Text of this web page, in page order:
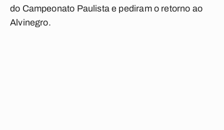
do Campeonato Paulista e pediram o retorno ao
Alvinegro.